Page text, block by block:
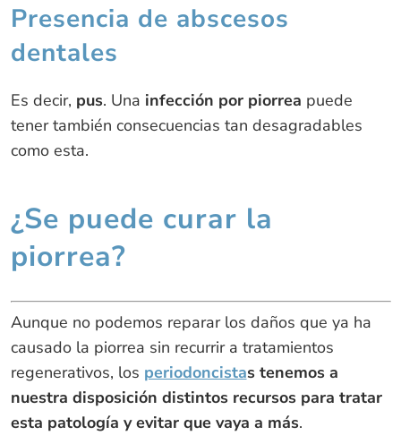
Presencia de abscesos
dentales
Es decir, pus. Una infección por piorrea puede
tener también consecuencias tan desagradables
como esta.
¿Se puede curar la
piorrea?
Aunque no podemos reparar los daños que ya ha
causado la piorrea sin recurrir a tratamientos
regenerativos, los periodoncistas tenemos a
nuestra disposición distintos recursos para tratar
esta patología y evitar que vaya a más.